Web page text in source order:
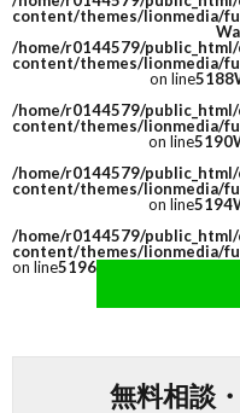
content/themes/lionmedia/
/home/r0144579/
content/themes/lionmedia/
on line5188
/home/r0144579/
content/themes/lionmedia/
on line5190
/home/r0144579/
content/themes/lionmedia/
on line5194
/home/r0144579/
content/themes/lionmedia/
on line5196
無料相談